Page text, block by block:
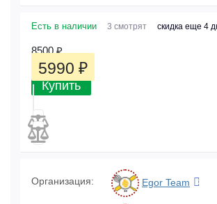
Есть в наличии 3 смотрят скидка еще 4
8500 ₽
5990 ₽
Купить
Организация: Egor Team